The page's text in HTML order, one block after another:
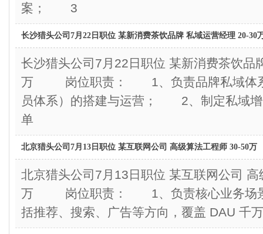
案； 3
长沙猎头公司7月22日职位 某新消费茶饮品牌 私域运营经理 20-30
长沙猎头公司7月22日职位 某新消费茶饮品
万 岗位职责： 1、负责品牌私域体系
员体系）的搭建与运营； 2、制定私域增
单
北京猎头公司7月13日职位 某互联网公司 高级算法工程师 30-50万
北京猎头公司7月13日职位 某互联网公司
万 岗位职责： 1、负责核心业务场景
括推荐、搜索、广告等方向，覆盖 DAU